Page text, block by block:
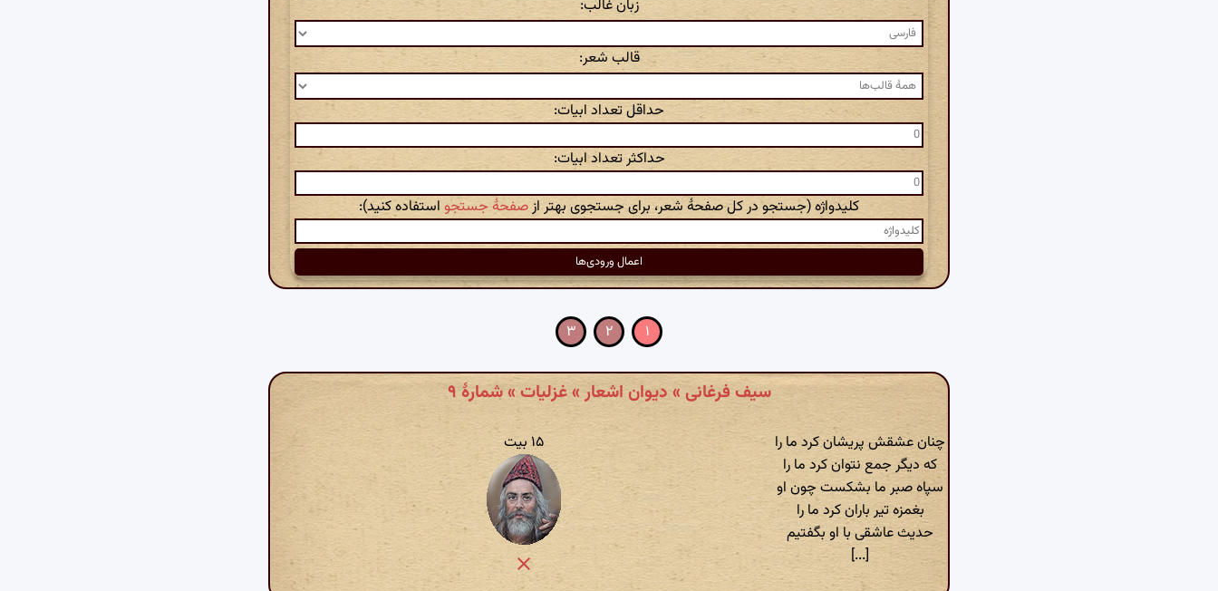
زبان غالب:
قالب شعر:
حداقل تعداد ابیات:
حداکثر تعداد ابیات:
کلیدواژه (جستجو در کل صفحهٔ شعر، برای جستجوی بهتر ازصفحهٔ جستجو استفاده کنید):
۱ ۲ ۳
سیف فرغانی » دیوان اشعار » غزلیات » شمارهٔ ۹
چنان عشقش پریشان کرد ما را
که دیگر جمع نتوان کرد ما را
سپاه صبر ما بشکست چون او
بغمزه تیر باران کرد ما را
حدیث عاشقی با او بگفتیم
[...]
۱۵ بیت